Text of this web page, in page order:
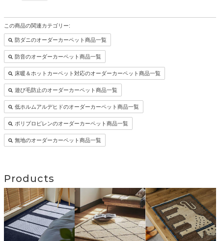
この商品の関連カテゴリー:
防ダニのオーダーカーペット商品一覧
防音のオーダーカーペット商品一覧
床暖＆ホットカーペット対応のオーダーカーペット商品一覧
遊び毛防止のオーダーカーペット商品一覧
低ホルムアルデヒドのオーダーカーペット商品一覧
ポリプロピレンのオーダーカーペット商品一覧
無地のオーダーカーペット商品一覧
Products